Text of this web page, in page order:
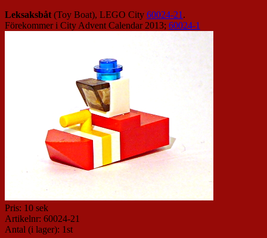
Leksaksbåt (Toy Boat), LEGO City 60024-21 .
Förekommer i City Advent Calendar 2013; 60024-1
Pris: 10 sek
Artikelnr: 60024-21
Antal (i lager): 1st